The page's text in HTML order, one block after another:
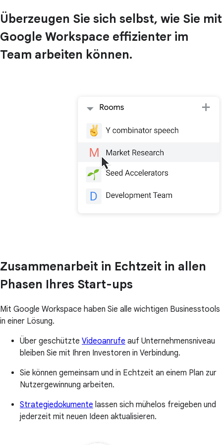
Überzeugen Sie sich selbst, wie Sie mit
Google Workspace effizienter im
Team arbeiten können.
Zusammenarbeit in Echtzeit in allen
Phasen Ihres Start-ups
Mit Google Workspace haben Sie alle wichtigen Businesstools
in einer Lösung.
Über geschützte Videoanrufe auf Unternehmensniveau
bleiben Sie mit Ihren Investoren in Verbindung.
Sie können gemeinsam und in Echtzeit an einem Plan zur
Nutzergewinnung arbeiten.
Strategiedokumente lassen sich mühelos freigeben und
jederzeit mit neuen Ideen aktualisieren.